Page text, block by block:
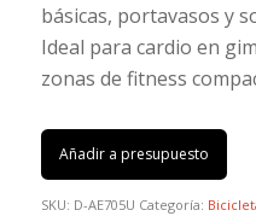
básicas, portavasos y
Ideal para cardio en
zonas de fitness
Añadir a presupuesto
SKU: D-AE705U Categoría: